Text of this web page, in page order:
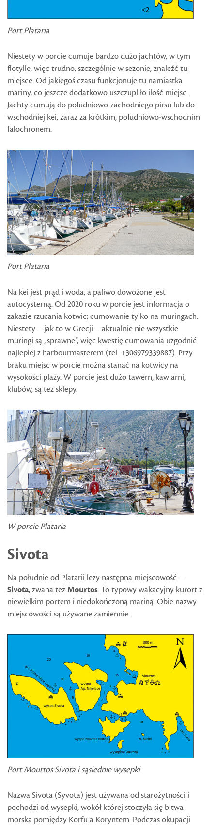
Port Plataria
Niestety w porcie cumuje bardzo dużo jachtów, w tym
flotylle, więc trudno, szczególnie w sezonie, znaleźć tu
miejsce. Od jakiegoś czasu funkcjonuje tu namiastka
mariny, co jeszcze dodatkowo uszczupliło ilość miejsc.
Jachty cumują do południowo-zachodniego pirsu lub do
wschodniej kei, zaraz za krótkim, południowo-wschodnim
falochronem.
Port Plataria
Na kei jest prąd i woda, a paliwo dowożone jest
autocysterną. Od 2020 roku w porcie jest informacja o
zakazie rzucania kotwic; cumowanie tylko na muringach.
Niestety – jak to w Grecji – aktualnie nie wszystkie
muringi są „sprawne”, więc kwestię cumowania uzgodnić
najlepiej z harbourmasterem (tel. +306979339887). Przy
braku miejsc w porcie można stanąć na kotwicy na
wysokości plaży. W porcie jest dużo tawern, kawiarni,
klubów, są też sklepy.
W porcie Plataria
Sivota
Na południe od Platarii leży następna miejscowość –
Sivota, zwana teżMourtos. To typowy wakacyjny kurort z
niewielkim portem i niedokończoną mariną. Obie nazwy
miejscowości są używane zamiennie.
Port Mourtos Sivota i sąsiednie wysepki
Nazwa Sivota (Syvota) jest używana od starożytności i
pochodzi od wysepki, wokół której stoczyła się bitwa
morska pomiędzy Korfu a Koryntem. Podczas okupacji